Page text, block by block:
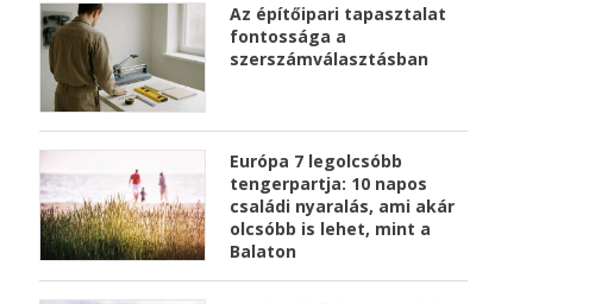
Az építőipari tapasztalat
fontossága a
szerszámválasztásban
Európa 7 legolcsóbb
tengerpartja: 10 napos
családi nyaralás, ami akár
olcsóbb is lehet, mint a
Balaton